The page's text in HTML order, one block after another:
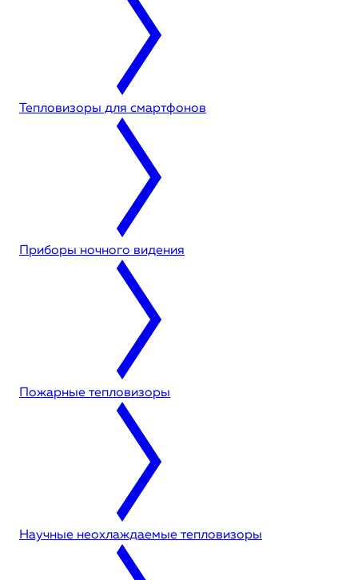
Тепловизоры для смартфонов
Приборы ночного видения
Пожарные тепловизоры
Научные неохлаждаемые тепловизоры